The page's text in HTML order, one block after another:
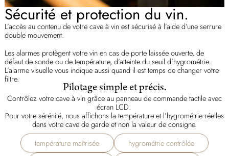
Sécurité et protection du vin.
L’accès au contenu de votre cave à vin est sécurisé à l’aide d’une serrure
double mouvement.
Les alarmes protègent votre vin en cas de porte laissée ouverte, de
défaut de sonde ou de température, d’atteinte du seuil d’hygrométrie.
L’alarme visuelle vous indique aussi quand il est temps de changer votre
filtre.
Pilotage simple et précis.
Contrôlez votre cave à vin grâce au panneau de commande tactile avec
écran LCD.
Pour votre sérénité, nous affichons la température et l’hygrométrie réelles
dans votre cave de garde et non la valeur de consigne.
température maîtrisée
hygrométrie contrôlée